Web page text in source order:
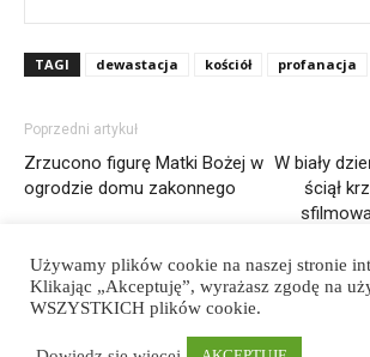
TAGI dewastacja kościół profanacja
Poprzedni artykuł
Zrzucono figurę Matki Bożej w
ogrodzie domu zakonnego
W biały
ściął
Polityka prywatności Regulamin strony
Używamy plików cookie na naszej stronie
Klikając „Akceptuję”, wyrażasz zgodę na
WSZYSTKICH plików cookie.